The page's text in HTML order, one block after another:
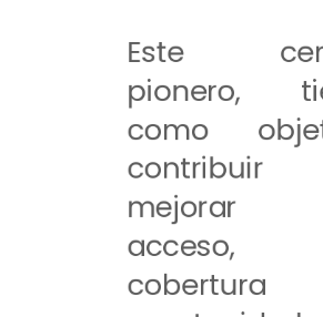
Este
pionero,
como
mejorar
acceso,